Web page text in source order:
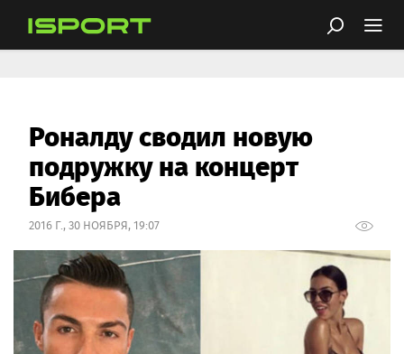
Роналду сводил новую
подружку на концерт
Бибера
2016 Г., 30 НОЯБРЯ, 19:07